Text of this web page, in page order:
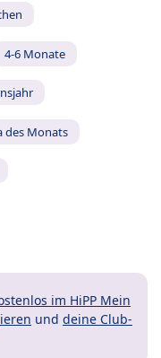
4-6 Monate
des Monats
im HiPP Mein
und deine Club-